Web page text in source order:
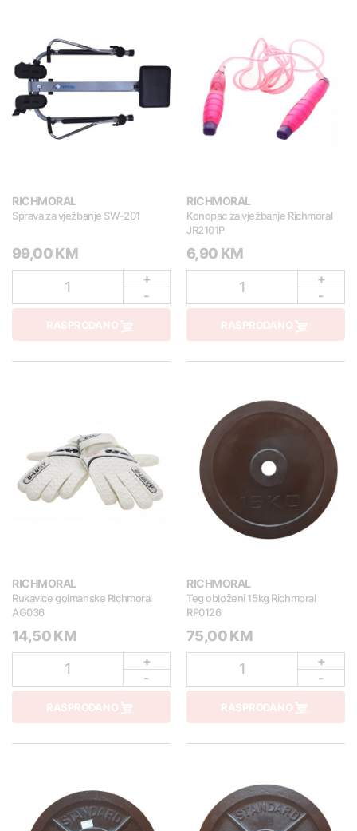
RICHMORAL
Sprava za vježbanje SW-201
99,00 KM
1
+
-
RASPRODANO
RICHMORAL
Konopac za vježbanje Richmoral
JR2101P
6,90 KM
1
+
-
RASPRODANO
RICHMORAL
Rukavice golmanske Richmoral
AG036
14,50 KM
1
+
-
RASPRODANO
RICHMORAL
Teg obloženi 15kg Richmoral
RP0126
75,00 KM
1
+
-
RASPRODANO